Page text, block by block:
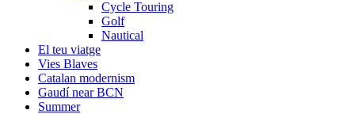
Cycle Touring
Golf
Nautical
El teu viatge
Vies Blaves
Catalan modernism
Gaudí near BCN
Summer